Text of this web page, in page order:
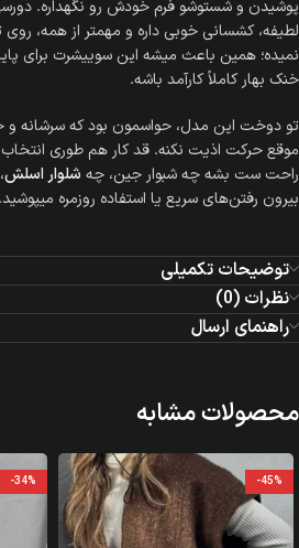
پوشیدن و شستوشو فرم خودش رو نگهداره.
لطیفه، کشسانی خوبی داره و مهمتر از همه،
نمیده؛ همین باعث میشه این سوییشرت برای
خنک بهار کاملاً کارآمد باشه.
تو دوخت این مدل، حواسمون بود که سرشانه و
موقع حرکت اذیت نکنه. قد کار هم طوری
راحت ست بشه چه شبوار جین، چه شلوار اسلش
بیرون رفتن‌های سریع یا استفاده روزمره میپوشید.
توضیحات تکمیلی
نظرات (0)
راهنمای ارسال
محصولات مشابه
-45%
-34%